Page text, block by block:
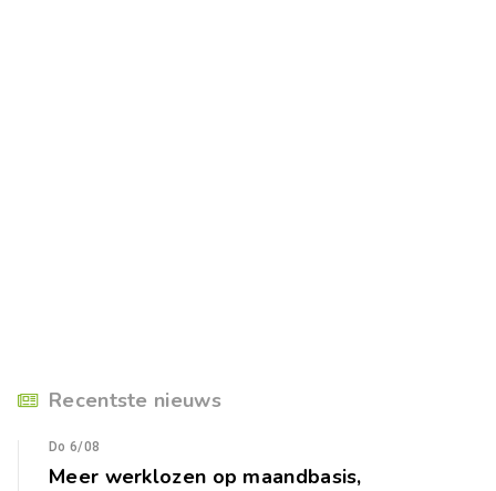
Recentste nieuws
Do 6/08
Meer werklozen op maandbasis,